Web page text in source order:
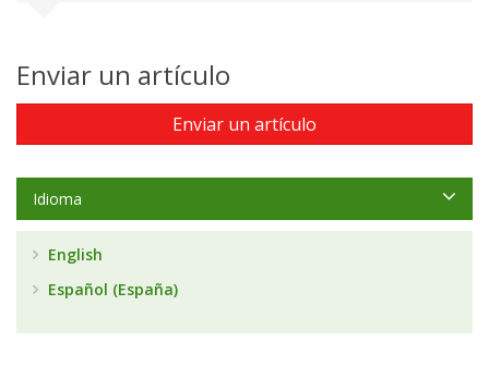
Enviar un artículo
Enviar un artículo
Idioma
English
Español (España)